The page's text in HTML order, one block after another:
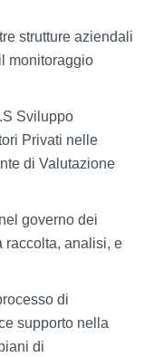
strutture aziendali
monitoraggio
Sviluppo
Privati nelle
di Valutazione
governo dei
raccolta, analisi, e
di
supporto nella
di